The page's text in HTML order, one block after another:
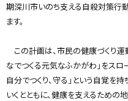
期深川市いのち支える自殺対策行
ます。
この計画は、市民の健康づくり
なでつくる元気なふかがわ」をスロ
自分でつくり、守る」という自覚を
いくとともに、健康を支えるための